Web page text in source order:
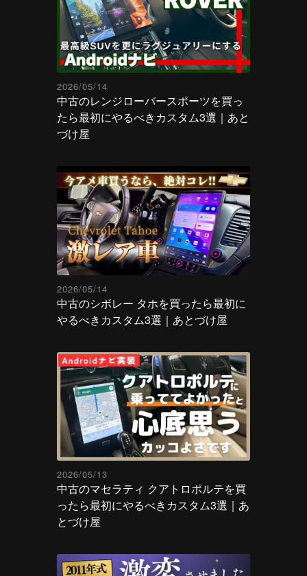
2026/05/14
中古のレンジローバースポーツを買っ
たら最初にやるべきカスタム3選｜あと
づけ屋
2026/05/14
中古のシボレー タホを買ったら最初に
やるべきカスタム3選｜あとづけ屋
2026/05/13
中古のマセラティ クアトロポルテを買
ったら最初にやるべきカスタム3選｜あ
とづけ屋